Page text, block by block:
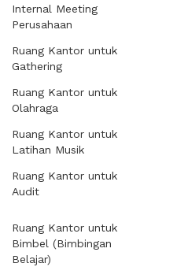
Internal Meeting
Perusahaan
Ruang Kantor untuk
Gathering
Ruang Kantor untuk
Olahraga
Ruang Kantor untuk
Latihan Musik
Ruang Kantor untuk
Audit
Ruang Kantor untuk
Bimbel (Bimbingan
Belajar)